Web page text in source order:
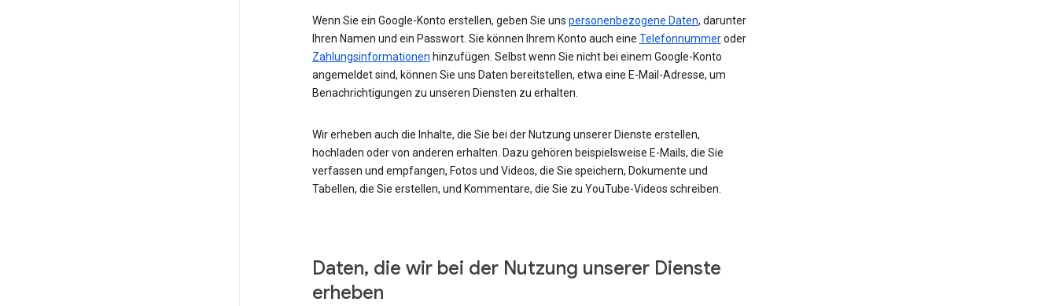
Wenn Sie ein Google-Konto erstellen, geben Sie uns personenbezogene Daten, darunter
Ihren Namen und ein Passwort. Sie können Ihrem Konto auch eine Telefonnummeroder
Zahlungsinformationen hinzufügen. Selbst wenn Sie nicht bei einem Google-Konto
angemeldet sind, können Sie uns Daten bereitstellen, etwa eine E-Mail-Adresse, um
Benachrichtigungen zu unseren Diensten zu erhalten.
Wir erheben auch die Inhalte, die Sie bei der Nutzung unserer Dienste erstellen,
hochladen oder von anderen erhalten. Dazu gehören beispielsweise E-Mails, die Sie
verfassen und empfangen, Fotos und Videos, die Sie speichern, Dokumente und
Tabellen, die Sie erstellen, und Kommentare, die Sie zu YouTube-Videos schreiben.
Daten, die wir bei der Nutzung unserer Dienste
erheben